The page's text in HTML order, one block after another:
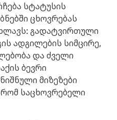
სტატუსის
ცხოვრებას
გადატვირთული
ადგილების სიმცირე,
და ძველი
ბევრი
მიზეზები
რომ საცხოვრებელი